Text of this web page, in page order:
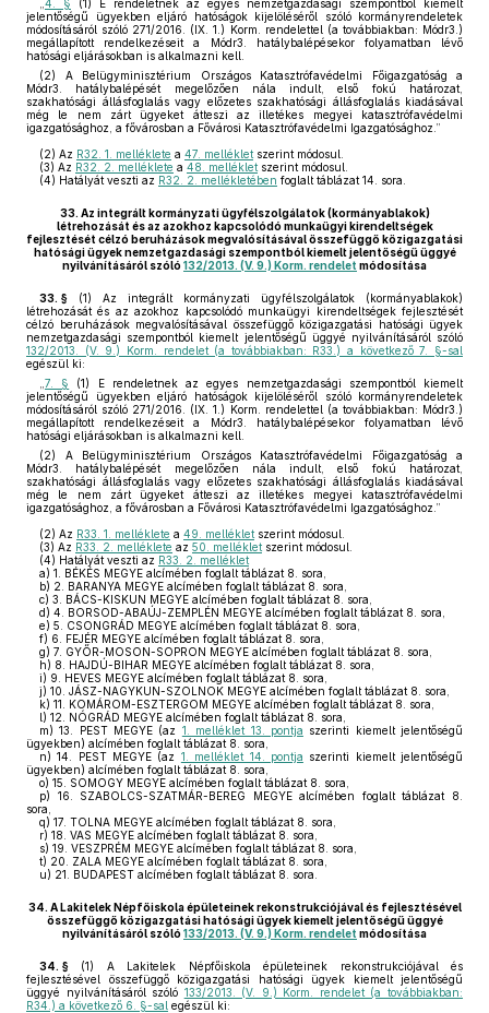
4. § (1) E rendeletnek az egyes nemzetgazdasági szempontból kiemelt
jelentőségű ügyekben eljáró hatóságok kijelöléséről szóló kormányrendeletek
módosításáról szóló 271/2016. (IX. 1.) Korm. rendelettel (a továbbiakban: Módr3.)
megállapított rendelkezéseit a Módr3. hatálybalépésekor folyamatban lévő
hatósági eljárásokban is alkalmazni kell.
(2) A Belügyminisztérium Országos Katasztrófavédelmi Főigazgatóság a
Módr3. hatálybalépését megelőzően nála indult, első fokú határozat,
szakhatósági állásfoglalás vagy előzetes szakhatósági állásfoglalás kiadásával
még le nem zárt ügyeket átteszi az illetékes megyei katasztrófavédelmi
igazgatósághoz, a fővárosban a Fővárosi Katasztrófavédelmi Igazgatósághoz.”
(2) Az R32. 1. melléklete a 47. melléklet szerint módosul.
(3) Az R32. 2. melléklete a 48. melléklet szerint módosul.
(4) Hatályát veszti az R32. 2. mellékletében foglalt táblázat 14. sora.
33. Az integrált kormányzati ügyfélszolgálatok (kormányablakok)
létrehozását és az azokhoz kapcsolódó munkaügyi kirendeltségek
fejlesztését célzó beruházások megvalósításával összefüggő közigazgatási
hatósági ügyek nemzetgazdasági szempontból kiemelt jelentőségű üggyé
nyilvánításáról szóló 132/2013. (V. 9.) Korm. rendelet módosítása
33. § (1) Az integrált kormányzati ügyfélszolgálatok (kormányablakok)
létrehozását és az azokhoz kapcsolódó munkaügyi kirendeltségek fejlesztését
célzó beruházások megvalósításával összefüggő közigazgatási hatósági ügyek
nemzetgazdasági szempontból kiemelt jelentőségű üggyé nyilvánításáról szóló
132/2013. (V. 9.) Korm. rendelet (a továbbiakban: R33.) a következő 7. §-sal
egészül ki:
7. §
(1) E rendeletnek az egyes nemzetgazdasági szempontból kiemelt
jelentőségű ügyekben eljáró hatóságok kijelöléséről szóló kormányrendeletek
módosításáról szóló 271/2016. (IX. 1.) Korm. rendelettel (a továbbiakban: Módr3.)
megállapított rendelkezéseit a Módr3. hatálybalépésekor folyamatban lévő
hatósági eljárásokban is alkalmazni kell.
(2) A Belügyminisztérium Országos Katasztrófavédelmi Főigazgatóság a
Módr3. hatálybalépését megelőzően nála indult, első fokú határozat,
szakhatósági állásfoglalás vagy előzetes szakhatósági állásfoglalás kiadásával
még le nem zárt ügyeket átteszi az illetékes megyei katasztrófavédelmi
igazgatósághoz, a fővárosban a Fővárosi Katasztrófavédelmi Igazgatósághoz.”
(2) Az R33. 1. melléklete a 49. melléklet szerint módosul.
(3) Az R33. 2. melléklete az 50. melléklet szerint módosul.
(4) Hatályát veszti az R33. 2. melléklet
a) 1. BÉKÉS MEGYE alcímében foglalt táblázat 8. sora,
b) 2. BARANYA MEGYE alcímében foglalt táblázat 8. sora,
c) 3. BÁCS-KISKUN MEGYE alcímében foglalt táblázat 8. sora,
d) 4. BORSOD-ABAÚJ-ZEMPLÉN MEGYE alcímében foglalt táblázat 8. sora,
e) 5. CSONGRÁD MEGYE alcímében foglalt táblázat 8. sora,
f) 6. FEJÉR MEGYE alcímében foglalt táblázat 8. sora,
g) 7. GYŐR-MOSON-SOPRON MEGYE alcímében foglalt táblázat 8. sora,
h) 8. HAJDÚ-BIHAR MEGYE alcímében foglalt táblázat 8. sora,
i) 9. HEVES MEGYE alcímében foglalt táblázat 8. sora,
j) 10. JÁSZ-NAGYKUN-SZOLNOK MEGYE alcímében foglalt táblázat 8. sora,
k) 11. KOMÁROM-ESZTERGOM MEGYE alcímében foglalt táblázat 8. sora,
l) 12. NÓGRÁD MEGYE alcímében foglalt táblázat 8. sora,
m) 13. PEST MEGYE (az 1. melléklet 13. pontja szerinti kiemelt jelentőségű
ügyekben) alcímében foglalt táblázat 8. sora,
n) 14. PEST MEGYE (az 1. melléklet 14. pontja szerinti kiemelt jelentőségű
ügyekben) alcímében foglalt táblázat 8. sora,
o) 15. SOMOGY MEGYE alcímében foglalt táblázat 8. sora,
p) 16. SZABOLCS-SZATMÁR-BEREG MEGYE alcímében foglalt táblázat 8.
sora,
q) 17. TOLNA MEGYE alcímében foglalt táblázat 8. sora,
r) 18. VAS MEGYE alcímében foglalt táblázat 8. sora,
s) 19. VESZPRÉM MEGYE alcímében foglalt táblázat 8. sora,
t) 20. ZALA MEGYE alcímében foglalt táblázat 8. sora,
u) 21. BUDAPEST alcímében foglalt táblázat 8. sora.
34. A Lakitelek Népfőiskola épületeinek rekonstrukciójával és fejlesztésével
összefüggő közigazgatási hatósági ügyek kiemelt jelentőségű üggyé
nyilvánításáról szóló 133/2013. (V. 9.) Korm. rendelet módosítása
34. § (1)
A Lakitelek Népfőiskola épületeinek rekonstrukciójával és
fejlesztésével összefüggő közigazgatási hatósági ügyek kiemelt jelentőségű
üggyé nyilvánításáról szóló 133/2013. (V. 9.) Korm. rendelet (a továbbiakban:
R34.) a következő 6. §-sal egészül ki: